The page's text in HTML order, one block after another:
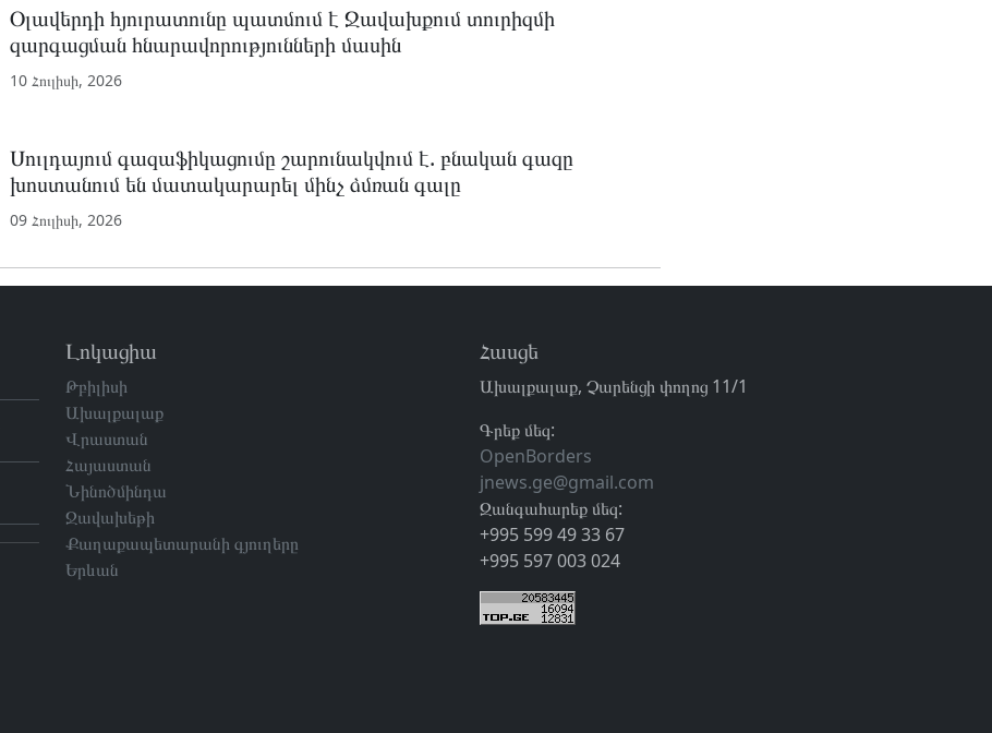
Օլավերդի հյուրատունը պատմում է Ջավախքում տուրիզմի
զարգացման հնարավորությունների մասին
10 Հուլիսի, 2026
Սուլդայում գազաֆիկացումը շարունակվում է. բնական գազը
խոստանում են մատակարարել մինչ ձմռան գալը
09 Հուլիսի, 2026
Լոկացիա
Թբիլիսի
Ախալքալաք
Վրաստան
Հայաստան
Նինոծմինդա
Ջավախեթի
Քաղաքապետարանի գյուղերը
Երևան
Հասցե
Ախալքալաք, Չարենցի փողոց 11/1
Գրեք մեզ:
OpenBorders
jnews.ge@gmail.com
Զանգահարեք մեզ:
+995 599 49 33 67
+995 597 003 024